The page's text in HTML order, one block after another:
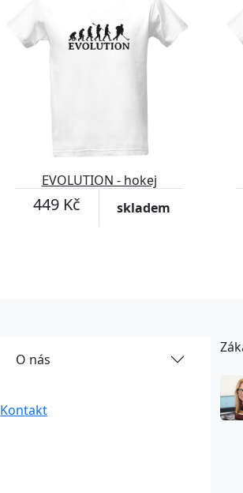
EVOLUTION - hokej
449 Kč skladem
O nás
Kontakt